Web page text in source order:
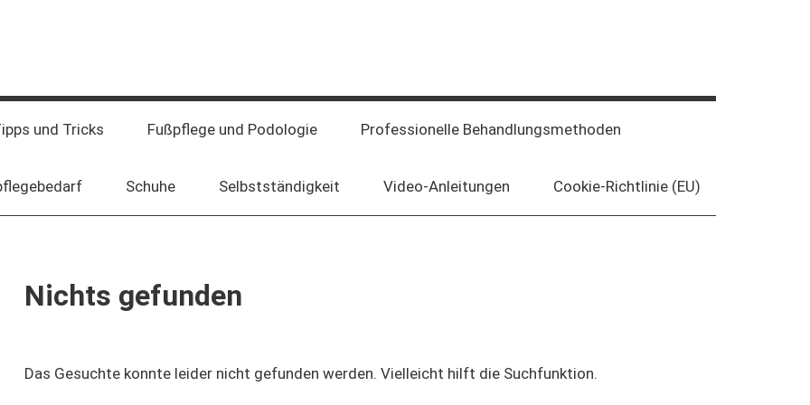
und Tricks Fußpflege und Podologie Professionelle Behandlungsmethoden
Schuhe Selbstständigkeit Video-Anleitungen Cookie-Richtlinie (EU)
Nichts gefunden
Das Gesuchte konnte leider nicht gefunden werden. Vielleicht hilft die Suchfunktion.